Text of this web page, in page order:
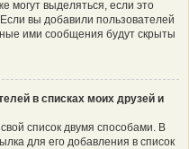
могут выделяться, если это
вы добавили пользователей
ими сообщения будут скрыты
в списках моих друзей и
список двумя способами. В
для его добавления в список